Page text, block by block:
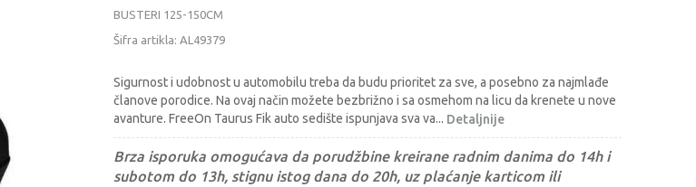
BUSTERI 125-150CM
Šifra artikla: AL49379
Sigurnost i udobnost u automobilu treba da budu prioritet za sve, a posebno za najmlađe
članove porodice. Na ovaj način možete bezbrižno i sa osmehom na licu da krenete u nove
avanture. FreeOn Taurus Fik auto sedište ispunjava sva va... Detaljnije
Brza isporuka omogućava da porudžbine kreirane radnim danima do 14h i
subotom do 13h, stignu istog dana do 20h, uz plaćanje karticom ili